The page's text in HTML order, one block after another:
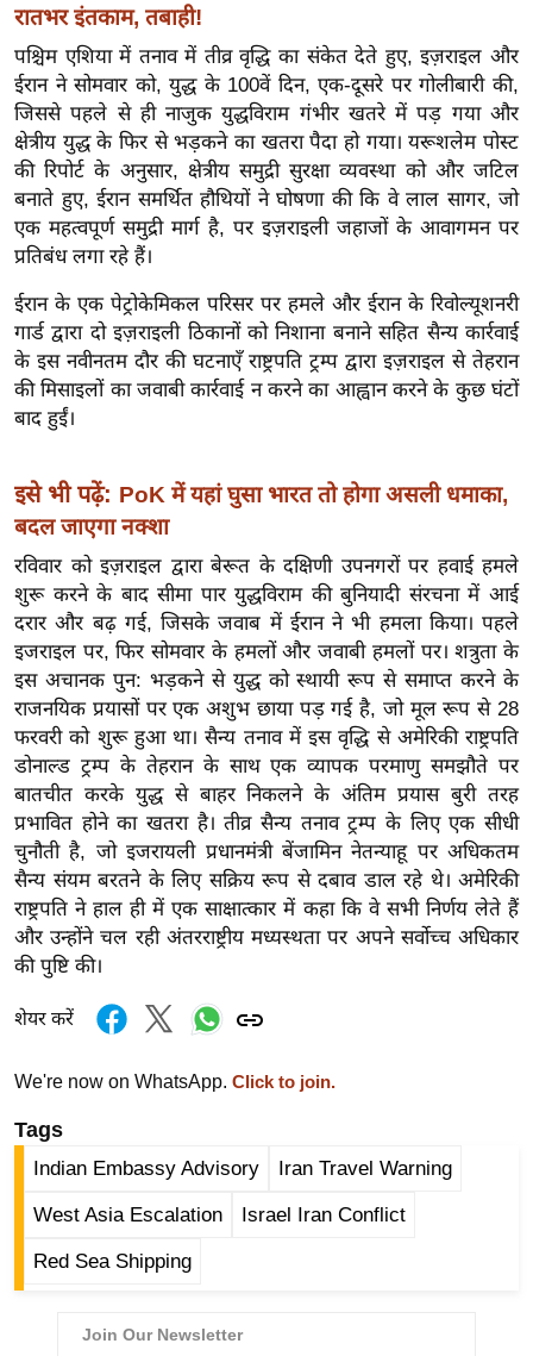
प
र
मि
सा
ल
बे
मि
सा
ल
श
ख्सि
य
त
ग
इं
डि
या
सा
हि
त्य
ज
ग
त
ऑ
टो
व
र्ल्ड
न्यू
ज
ब्री
म
रं
ज
न
ग
रातभर इंतकाम, तबाही!
पश्चिम एशिया में तनाव में तीव्र वृद्धि का संकेत देते हुए, इज़राइल और
ईरान ने सोमवार को, युद्ध के 100वें दिन, एक-दूसरे पर गोलीबारी की,
जिससे पहले से ही नाजुक युद्धविराम गंभीर खतरे में पड़ गया और
क्षेत्रीय युद्ध के फिर से भड़कने का खतरा पैदा हो गया। यरूशलेम पोस्ट
की रिपोर्ट के अनुसार, क्षेत्रीय समुद्री सुरक्षा व्यवस्था को और जटिल
बनाते हुए, ईरान समर्थित हौथियों ने घोषणा की कि वे लाल सागर, जो
एक महत्वपूर्ण समुद्री मार्ग है, पर इज़राइली जहाजों के आवागमन पर
प्रतिबंध लगा रहे हैं।
ईरान के एक पेट्रोकेमिकल परिसर पर हमले और ईरान के रिवोल्यूशनरी
गार्ड द्वारा दो इज़राइली ठिकानों को निशाना बनाने सहित सैन्य कार्रवाई
के इस नवीनतम दौर की घटनाएँ राष्ट्रपति ट्रम्प द्वारा इज़राइल से तेहरान
की मिसाइलों का जवाबी कार्रवाई न करने का आह्वान करने के कुछ घंटों
बाद हुईं।
इसे भी पढ़ें: PoK में यहां घुसा भारत तो होगा असली धमाका,
बदल जाएगा नक्शा
रविवार को इज़राइल द्वारा बेरूत के दक्षिणी उपनगरों पर हवाई हमले
शुरू करने के बाद सीमा पार युद्धविराम की बुनियादी संरचना में आई
दरार और बढ़ गई, जिसके जवाब में ईरान ने भी हमला किया। पहले
इजराइल पर, फिर सोमवार के हमलों और जवाबी हमलों पर। शत्रुता के
इस अचानक पुन: भड़कने से युद्ध को स्थायी रूप से समाप्त करने के
राजनयिक प्रयासों पर एक अशुभ छाया पड़ गई है, जो मूल रूप से 28
फरवरी को शुरू हुआ था। सैन्य तनाव में इस वृद्धि से अमेरिकी राष्ट्रपति
डोनाल्ड ट्रम्प के तेहरान के साथ एक व्यापक परमाणु समझौते पर
बातचीत करके युद्ध से बाहर निकलने के अंतिम प्रयास बुरी तरह
प्रभावित होने का खतरा है। तीव्र सैन्य तनाव ट्रम्प के लिए एक सीधी
चुनौती है, जो इजरायली प्रधानमंत्री बेंजामिन नेतन्याहू पर अधिकतम
सैन्य संयम बरतने के लिए सक्रिय रूप से दबाव डाल रहे थे। अमेरिकी
राष्ट्रपति ने हाल ही में एक साक्षात्कार में कहा कि वे सभी निर्णय लेते हैं
और उन्होंने चल रही अंतरराष्ट्रीय मध्यस्थता पर अपने सर्वोच्च अधिकार
की पुष्टि की।
शेयर करें
We're now on WhatsApp. Click to join.
Tags
Indian Embassy Advisory Iran Travel Warning
West Asia Escalation Israel Iran Conflict
Red Sea Shipping